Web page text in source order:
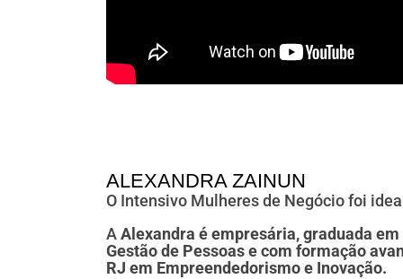
ALEXANDRA ZAINUN
O Intensivo Mulheres de Negócio foi
AAlexandra é empresária, graduada
Gestão de Pessoas e com formação
RJ em Empreendedorismo e Inovação.